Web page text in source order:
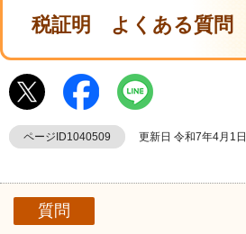
税証明 よくある質問
ページID1040509 更新日 令和7年4月1日
質問